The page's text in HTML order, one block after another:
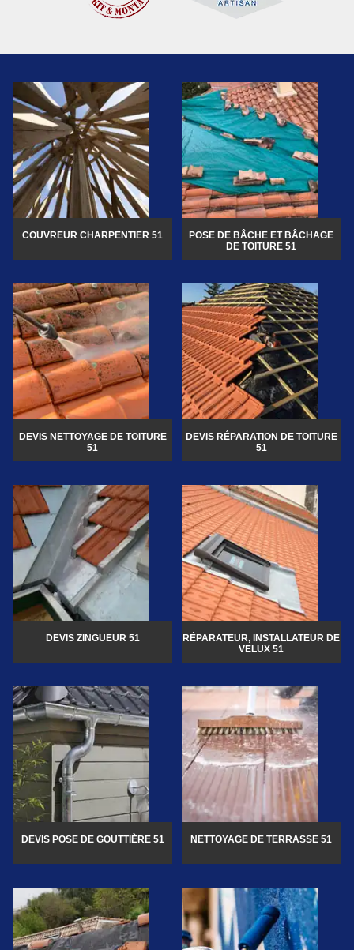
COUVREUR CHARPENTIER 51
POSE DE BÂCHE ET BÂCHAGE
DE TOITURE 51
DEVIS NETTOYAGE DE TOITURE
51
DEVIS RÉPARATION DE TOITURE
51
DEVIS ZINGUEUR 51
RÉPARATEUR, INSTALLATEUR DE
VELUX 51
DEVIS POSE DE GOUTTIÈRE 51 NETTOYAGE DE TERRASSE 51